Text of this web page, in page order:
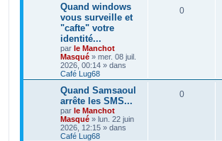
Quand windows
vous surveille et
"cafte" votre
identité...
par le Manchot
Masqué » mer. 08 juil.
2026, 00:14 » dans
Café Lug68
0
Quand Samsaoul
arrête les SMS...
par le Manchot
Masqué » lun. 22 juin
2026, 12:15 » dans
Café Lug68
0